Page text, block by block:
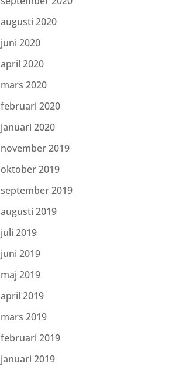
augusti 2020
juni 2020
april 2020
mars 2020
februari 2020
januari 2020
november 2019
oktober 2019
september 2019
augusti 2019
juli 2019
juni 2019
maj 2019
april 2019
mars 2019
februari 2019
januari 2019